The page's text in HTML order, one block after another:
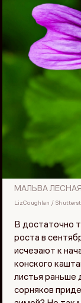
МАЛЬВА ЛЕСНАЯ
LizCoughlan /
В достаточно
роста в
исчезают к
конского
листья раньше
сорняков